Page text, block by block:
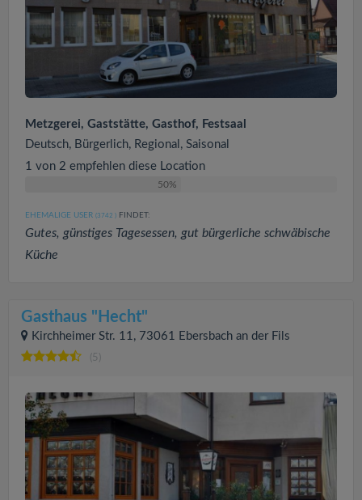
Metzgerei, Gaststätte, Gasthof, Festsaal
Deutsch, Bürgerlich, Regional, Saisonal
1 von 2 empfehlen diese Location
50%
EHEMALIGE USER (3742 ) FINDET:
Gutes, günstiges Tagesessen, gut bürgerliche schwäbische
Küche
Gasthaus "Hecht"
Kirchheimer Str. 11, 73061 Ebersbach an der Fils
(5)